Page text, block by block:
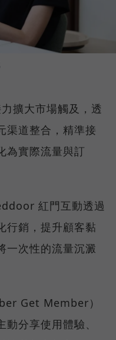
擴大市場觸及，透
渠道整合，精準接
為實際流量與訂
紅門互動透過
行銷，提升顧客黏
一次性的流量沉澱
Get Member）
分享使用體驗、